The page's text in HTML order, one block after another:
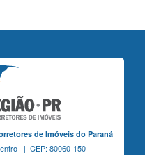
de Imóveis do Paraná
| CEP: 80060-150